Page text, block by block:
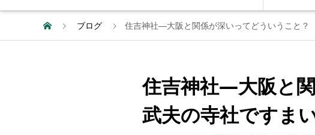
ブログ 住吉神社―大阪と関係が深いってどういうこと
住吉神社―大阪と
武夫の寺社ですま